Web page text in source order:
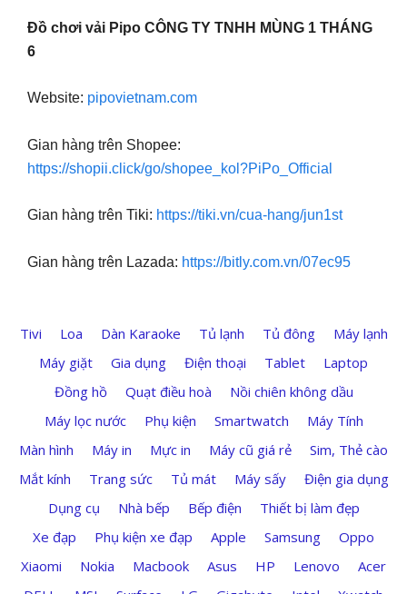
Đồ chơi vải Pipo CÔNG TY TNHH MÙNG 1 THÁNG
6
Website: pipovietnam.com
Gian hàng trên Shopee:
https://shopii.click/go/shopee_kol?PiPo_Official
Gian hàng trên Tiki: https://tiki.vn/cua-hang/jun1st
Gian hàng trên Lazada: https://bitly.com.vn/07ec95
Tivi Loa Dàn Karaoke Tủ lạnh Tủ đông
Máy lạnh
Máy giặt
Gia dụng Điện thoại Tablet
Laptop
Đồng hồ
Quạt điều hoà
Nồi chiên không dầu
Máy lọc nước
Phụ kiện Smartwatch
Máy Tính
Màn hình
Máy in Mực in Máy cũ giá rẻ
Sim, Thẻ cào
Mắt kính
Trang sức Tủ mát Máy sấy
Điện gia dụng
Dụng cụ
Nhà bếp Bếp điện
Thiết bị làm đẹp
Xe đạp
Phụ kiện xe đạp Apple Samsung
Oppo
Xiaomi
Nokia Macbook Asus HP Lenovo
Acer